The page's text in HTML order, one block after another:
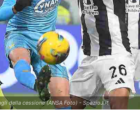
della cessione (ANSA Foto) - SpazioJ.it